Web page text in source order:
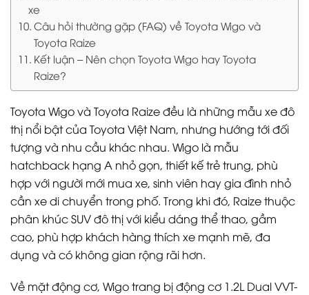
xe
Câu hỏi thường gặp (FAQ) về Toyota Wigo và
Toyota Raize
Kết luận – Nên chọn Toyota Wigo hay Toyota
Raize?
Toyota Wigo và Toyota Raize đều là những mẫu xe đô
thị nổi bật của Toyota Việt Nam, nhưng hướng tới đối
tượng và nhu cầu khác nhau. Wigo là mẫu
hatchback hạng A nhỏ gọn, thiết kế trẻ trung, phù
hợp với người mới mua xe, sinh viên hay gia đình nhỏ
cần xe di chuyển trong phố. Trong khi đó, Raize thuộc
phân khúc SUV đô thị với kiểu dáng thể thao, gầm
cao, phù hợp khách hàng thích xe mạnh mẽ, đa
dụng và có không gian rộng rãi hơn.
Về mặt động cơ, Wigo trang bị động cơ 1.2L Dual VVT-